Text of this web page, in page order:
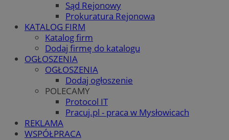
Sąd Rejonowy
Prokuratura Rejonowa
KATALOG FIRM
Katalog firm
Dodaj firmę do katalogu
OGŁOSZENIA
OGŁOSZENIA
Dodaj ogłoszenie
POLECAMY
Protocol IT
Pracuj.pl - praca w Mysłowicach
REKLAMA
WSPÓŁPRACA